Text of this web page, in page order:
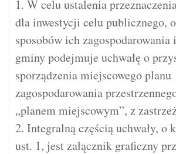
1. W celu ustalenia
dla inwestycji celu publicznego,
sposobów ich zagospodarowania
gminy podejmuje uchwałę o
sporządzenia miejscowego planu
zagospodarowania
„planem miejscowym”, z
2. Integralną częścią uchwały, o
ust. 1, jest załącznik graficzny